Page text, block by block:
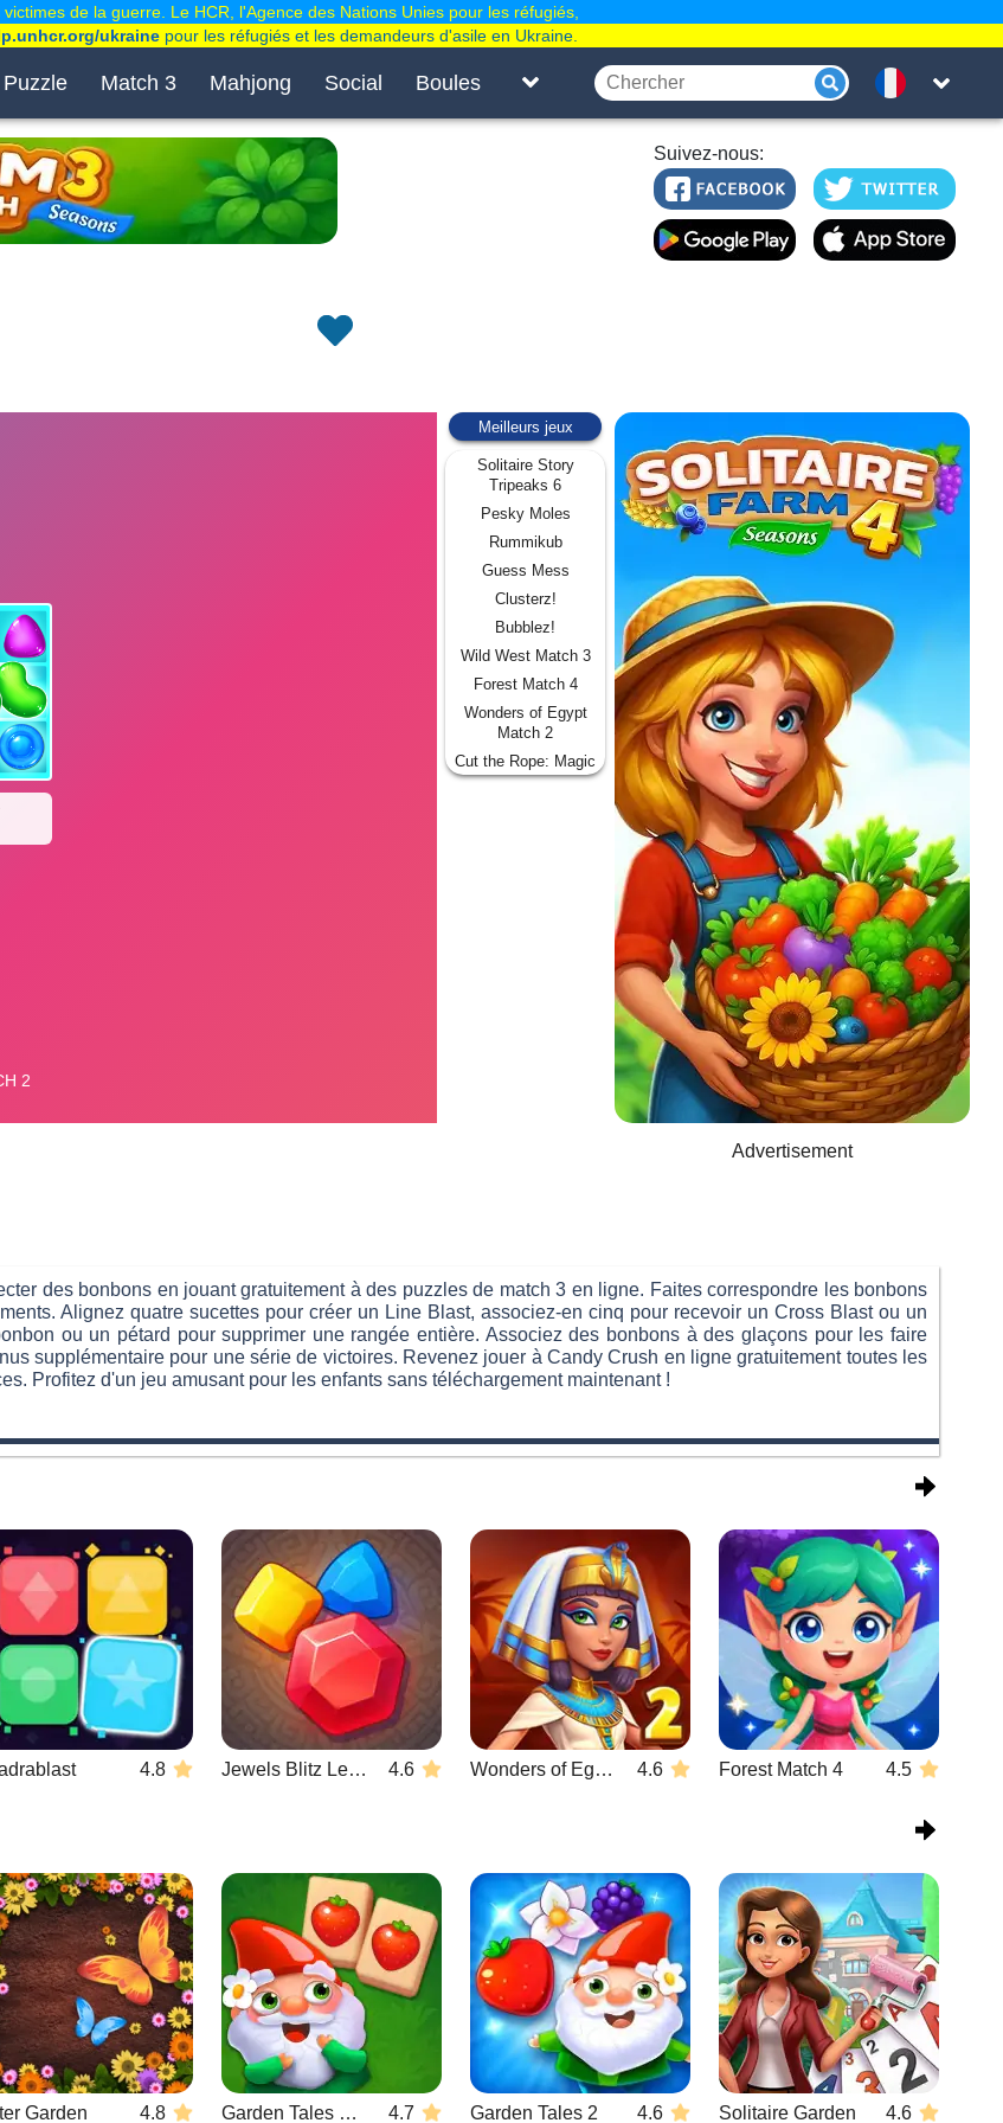
Puzzle Match 3 Mahjong Social Boules
Suivez-nous:
Meilleurs jeux
Solitaire Story
Tripeaks 6
Pesky Moles
Rummikub
Guess Mess
Clusterz!
Bubblez!
Wild West Match 3
Forest Match 4
Wonders of Egypt
Match 2
Cut the Rope: Magic
Advertisement
des bonbons en jouant gratuitement à des puzzles de match 3 en ligne. Faites correspondre les bonbons
Alignez quatre sucettes pour créer un Line Blast, associez-en cinq pour recevoir un Cross Blast ou un
ou un pétard pour supprimer une rangée entière. Associez des bonbons à des glaçons pour les faire
supplémentaire pour une série de victoires. Revenez jouer à Candy Crush en ligne gratuitement toutes les
Profitez d'un jeu amusant pour les enfants sans téléchargement maintenant !
4.8 Jewels Blitz Legends 4.6 Wonders of Egypt Match 2 4.6 Forest Match 4 4.5
Garden 4.8 Garden Tales Mahjong 4.7 Garden Tales 2 4.6 Solitaire Garden 4.6
de la guerre. Le HCR, l'Agence des Nations Unies pour les réfugiés,
ukraine pour les réfugiés et les demandeurs d'asile en Ukraine.